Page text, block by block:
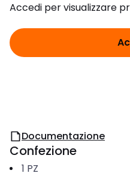
Accedi per visualizzare
Documentazione
Confezione
1 PZ